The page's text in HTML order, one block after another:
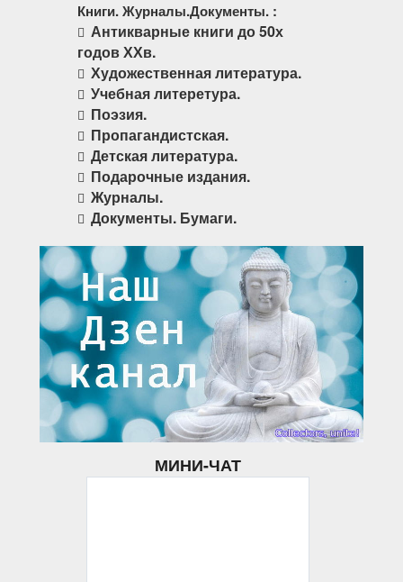
Книги. Журналы.Документы. :
Антикварные книги до 50х
годов ХХв.
Художественная литература.
Учебная литеретура.
Поэзия.
Пропагандистская.
Детская литература.
Подарочные издания.
Журналы.
Документы. Бумаги.
МИНИ-ЧАТ